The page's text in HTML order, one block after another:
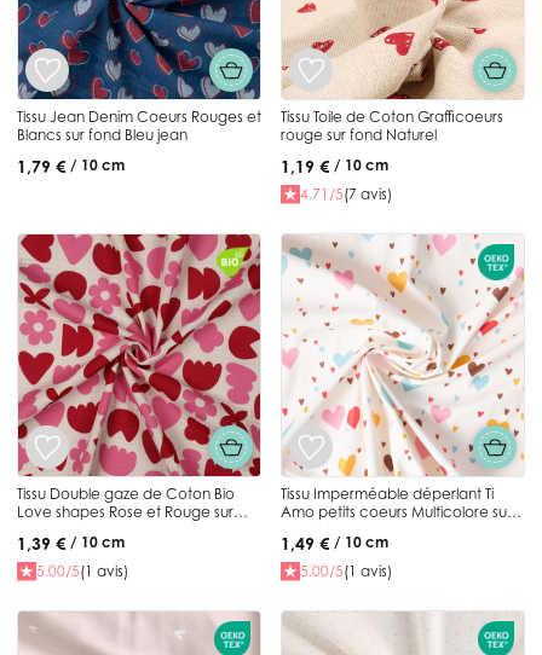
Tissu Jean Denim Coeurs Rouges et
Blancs sur fond Bleu jean
1,79 € / 10 cm
Tissu Toile de Coton Grafficoeurs
rouge sur fond Naturel
1,19 € / 10 cm
4.71/5(7 avis)
Tissu Double gaze de Coton Bio
Love shapes Rose et Rouge sur
1,39 € / 10 cm
5.00/5(1 avis)
Tissu Imperméable déperlant Ti
Amo petits coeurs Multicolore sur
1,49 € / 10 cm
5.00/5(1 avis)